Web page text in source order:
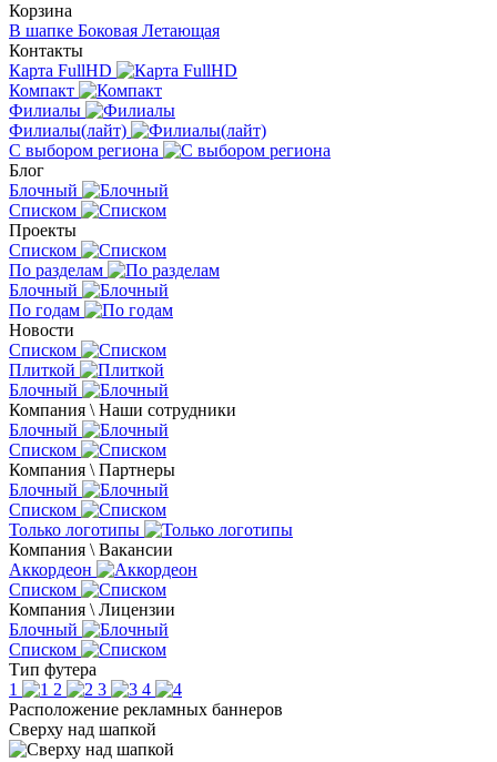
Корзина
В шапке Боковая Летающая
Контакты
Карта FullHD
Компакт
Филиалы
Филиалы(лайт)
С выбором региона
Блог
Блочный
Списком
Проекты
Списком
По разделам
Блочный
По годам
Новости
Списком
Плиткой
Блочный
Компания \ Наши сотрудники
Блочный
Списком
Компания \ Партнеры
Блочный
Списком
Только логотипы
Компания \ Вакансии
Аккордеон
Списком
Компания \ Лицензии
Блочный
Списком
Тип футера
1
2 3
4
Расположение рекламных баннеров
Сверху над шапкой